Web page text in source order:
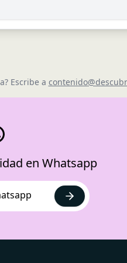
Escribe a
en Whatsapp